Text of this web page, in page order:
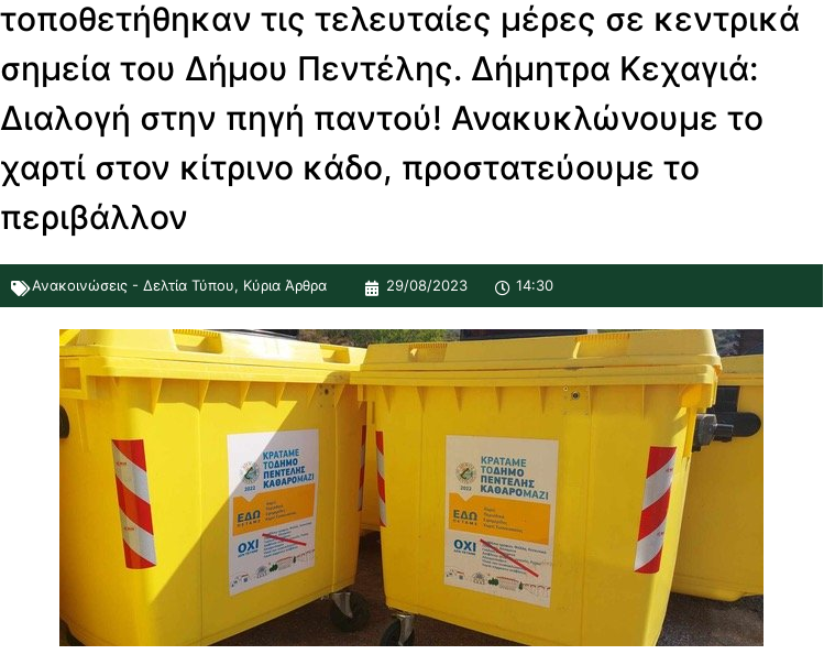
τοποθετήθηκαν τις τελευταίες μέρες σε κεντρικά
σημεία του Δήμου Πεντέλης. Δήμητρα Κεχαγιά:
Διαλογή στην πηγή παντού! Ανακυκλώνουμε το
χαρτί στον κίτρινο κάδο, προστατεύουμε το
περιβάλλον
Ανακοινώσεις - Δελτία Τύπου, Κύρια Άρθρα 29/08/2023 14:30